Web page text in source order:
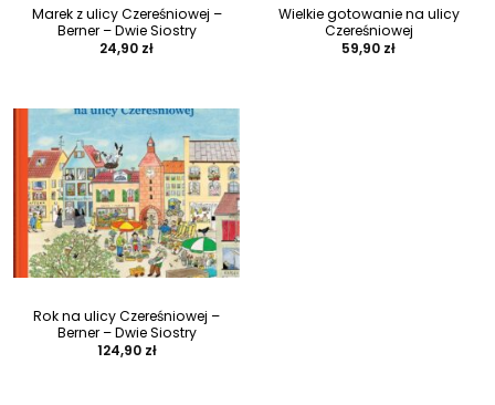
Marek z ulicy Czereśniowej –
Berner – Dwie Siostry
24,90 zł
Wielkie gotowanie na ulicy
Czereśniowej
59,90 zł
Rok na ulicy Czereśniowej –
Berner – Dwie Siostry
124,90 zł